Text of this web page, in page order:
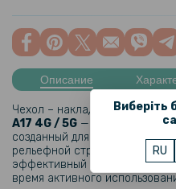
Виберіть
RU
319
399
Чехол книжка Epik Tayler
280
329 грн
Чехол - накладка TPU Color
Описание
Чехол – накладка
A17 4G / 5G — это стильный
созданный для ежедневной
рельефной структуре задняя
эффективный отвод тепла,
время активного